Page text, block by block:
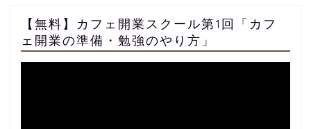
【無料】カフェ開業スクール第1回「カフ
ェ開業の準備・勉強のやり方」